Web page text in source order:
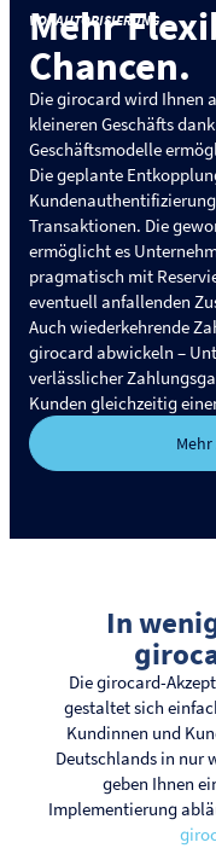
VORAUTORISIERUNG
Mehr
Chancen.
Die girocard wird Ihnen
kleineren Geschäfts
Geschäftsmodelle
Die geplante
Transaktionen. Die
ermöglicht es
pragmatisch mit
eventuell anfallenden
Auch wiederkehrende
girocard abwickeln –
verlässlicher
Kunden gleichzeitig
In
Die girocard-
gestaltet sich
Kundinnen und
Deutschlands in nur
geben Ihnen
Implementierung